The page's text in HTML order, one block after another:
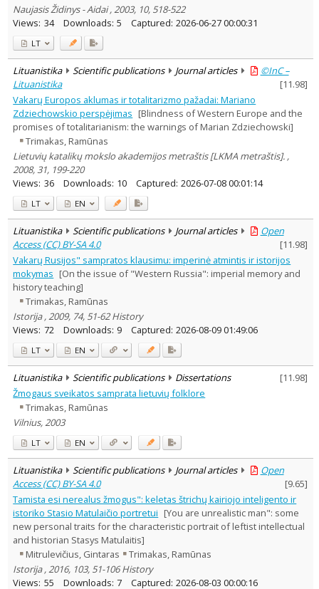
Naujasis Židinys - Aidai , 2003, 10, 518-522
Views: 34 Downloads: 5 Captured: 2026-06-27 00:00:31
LT
Lituanistika Scientific publications Journal articles
©InC –
Lituanistika
[11.98]
Vakarų Europos aklumas ir totalitarizmo pažadai: Mariano
Zdziechowskio perspėjimas [Blindness of Western Europe and the
promises of totalitarianism: the warnings of Marian Zdziechowski]
Trimakas, Ramūnas
Lietuvių katalikų mokslo akademijos metraštis [LKMA metraštis]. ,
2008, 31, 199-220
Views: 36 Downloads: 10 Captured: 2026-07-08 00:01:14
LT EN
Lituanistika Scientific publications Journal articles
Open
Access (CC) BY-SA 4.0
[11.98]
Vakarų Rusijos" sampratos klausimu: imperinė atmintis ir istorijos
mokymas [On the issue of "Western Russia": imperial memory and
history teaching]
Trimakas, Ramūnas
Istorija , 2009, 74, 51-62 History
Views: 72 Downloads: 9 Captured: 2026-08-09 01:49:06
LT EN
Lituanistika Scientific publications Dissertations [11.98]
Žmogaus sveikatos samprata lietuvių folklore
Trimakas, Ramūnas
Vilnius, 2003
LT EN
Lituanistika Scientific publications Journal articles
Open
Access (CC) BY-SA 4.0
[9.65]
Tamista esi nerealus žmogus": keletas štrichų kairiojo inteligento ir
istoriko Stasio Matulaičio portretui [You are unrealistic man": some
new personal traits for the characteristic portrait of leftist intellectual
and historian Stasys Matulaitis]
Mitrulevičius, Gintaras
Trimakas, Ramūnas
Istorija , 2016, 103, 51-106 History
Views: 55 Downloads: 7 Captured: 2026-08-03 00:00:16